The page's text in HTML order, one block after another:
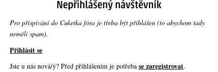
Pro přispívání do Cuketka fóra je třeba být přihlášen (to abychom tady
neměli spam).
Přihlásit se
Jste u nás nová/ý? Před přihlášením je potřeba se zaregistrovat.